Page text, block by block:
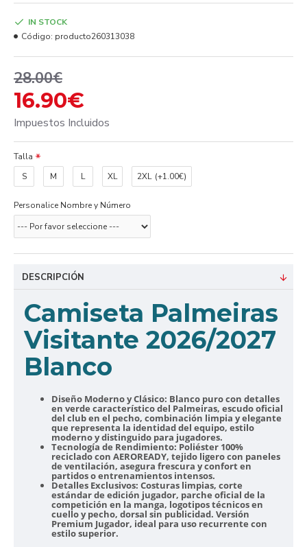
16.90€
28.00€
Impuestos Incluidos
IN STOCK
Código: producto260313038
Talla
S
M L XL 2XL (+1.00€)
Personalice Nombre y Número
DESCRIPCIÓN
Camiseta Palmeiras
Visitante 2026/2027
Blanco
Diseño Moderno y Clásico: Blanco puro con detalles
en verde característico del Palmeiras, escudo oficial
del club en el pecho, combinación limpia y elegante
que representa la identidad del equipo, estilo
moderno y distinguido para jugadores.
Tecnología de Rendimiento:Poliéster 100%
reciclado con AEROREADY, tejido ligero con paneles
de ventilación, asegura frescura y confort en
partidos o entrenamientos intensos.
Detalles Exclusivos: Costuras limpias, corte
estándar de edición jugador, parche oficial de la
competición en la manga, logotipos técnicos en
cuello y pecho, dorsal sin publicidad. Versión
Premium Jugador, ideal para uso recurrente con
estilo superior.